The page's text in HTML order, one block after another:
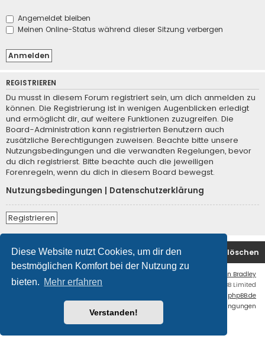
Diese Website nutzt Cookies, um dir den
bestmöglichen Komfort bei der Nutzung zu
bieten. Mehr erfahren
Verstanden!
Angemeldet bleiben
Meinen Online-Status während dieser Sitzung verbergen
REGISTRIEREN
Du musst in diesem Forum registriert sein, um dich anmelden zu
können. Die Registrierung ist in wenigen Augenblicken erledigt
und ermöglicht dir, auf weitere Funktionen zuzugreifen. Die
Board-Administration kann registrierten Benutzern auch
zusätzliche Berechtigungen zuweisen. Beachte bitte unsere
Nutzungsbedingungen und die verwandten Regelungen, bevor
du dich registrierst. Bitte beachte auch die jeweiligen
Forenregeln, wenn du dich in diesem Board bewegst.
Nutzungsbedingungen
Datenschutzerklärung
Registrieren
Startseite Foren-Übersicht Alle Cookies löschen
Ian Bradley
Powered by
® Forum Software © phpBB Limited
phpBB.de
Nutzungsbedingungen